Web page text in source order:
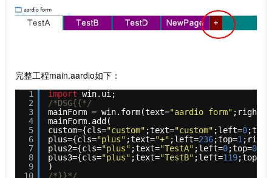
完整工程main.aardio如下：
1
2
3
4
5
6
7
8
9
10
import win.ui;
/*DSG{{*/
mainForm = win.form(text="aardio form" ;right=
mainForm.add(
custom={cls="custom" ;text="custom" ;left=0;top=
plus={cls="plus" ;text="+" ;left=236;top=1
plus2={cls="plus" ;text="TestA" ;left=0;top=0
plus3={cls="plus" ;text="TestB" ;left=119;top=
)
/*}}*/